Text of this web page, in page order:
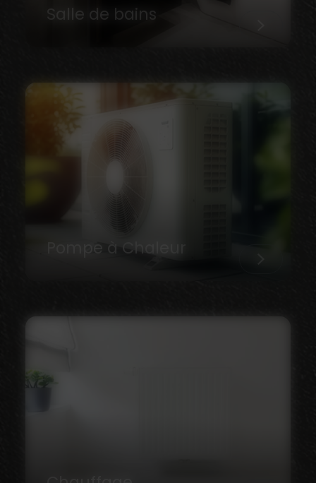
Salle de bains
Pompe à Chaleur